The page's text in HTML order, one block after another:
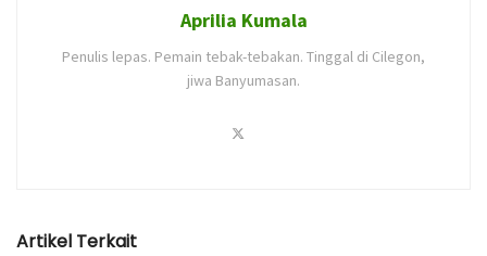
Aprilia Kumala
Penulis lepas. Pemain tebak-tebakan. Tinggal di Cilegon,
jiwa Banyumasan.
Artikel Terkait